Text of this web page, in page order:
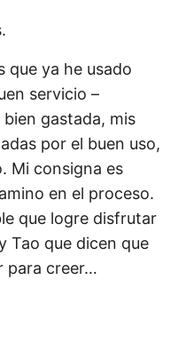
que ya he usado
servicio –
gastada, mis
por el buen uso,
Mi consigna es
en el proceso.
que logre disfrutar
Tao que dicen que
para creer…